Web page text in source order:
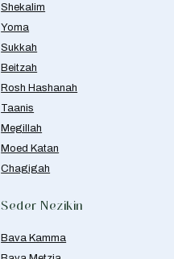
Shekalim
Yoma
Sukkah
Beitzah
Rosh Hashanah
Taanis
Megillah
Moed Katan
Chagigah
Seder Nezikin
Bava Kamma